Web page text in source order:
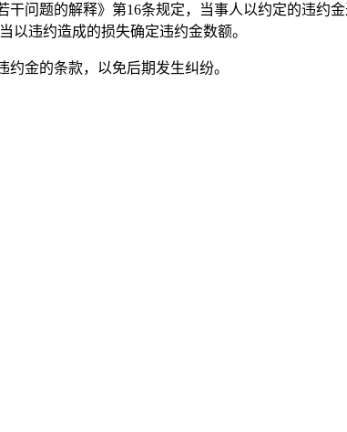
干问题的解释》第16条规定，当事人以约定的违约
以违约造成的损失确定违约金数额。
金的条款，以免后期发生纠纷。